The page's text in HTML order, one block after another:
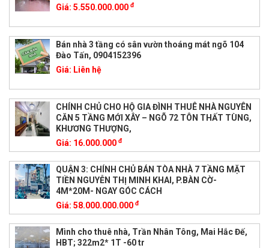
Giá: 5.550.000.000 đ
Bán nhà 3 tầng có sân vườn thoáng mát ngõ 104
Đào Tấn, 0904152396
Giá: Liên hệ
CHÍNH CHỦ CHO HỘ GIA ĐÌNH THUÊ NHÀ NGUYÊN
CĂN 5 TẦNG MỚI XÂY – NGÕ 72 TÔN THẤT TÙNG,
KHƯƠNG THƯỢNG,
Giá: 16.000.000 đ
QUẬN 3: CHÍNH CHỦ BÁN TÒA NHÀ 7 TẦNG MẶT
TIỀN NGUYỄN THỊ MINH KHAI, P.BÀN CỜ-
4M*20M- NGAY GÓC CÁCH
Giá: 58.000.000.000 đ
Mình cho thuê nhà, Trần Nhân Tông, Mai Hắc Đế,
HBT; 322m2* 1T -60 tr